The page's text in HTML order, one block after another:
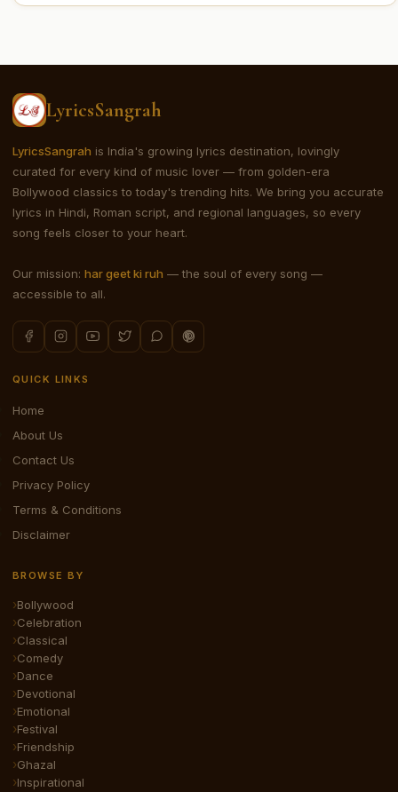
LyricsSangrah
LyricsSangrah is India's growing lyrics destination, lovingly
curated for every kind of music lover — from golden-era
Bollywood classics to today's trending hits. We bring you accurate
lyrics in Hindi, Roman script, and regional languages, so every
song feels closer to your heart.
Our mission: har geet ki ruh — the soul of every song —
accessible to all.
QUICK LINKS
Home
About Us
Contact Us
Privacy Policy
Terms & Conditions
Disclaimer
BROWSE BY
Bollywood
Celebration
Classical
Comedy
Dance
Devotional
Emotional
Festival
Friendship
Ghazal
Inspirational